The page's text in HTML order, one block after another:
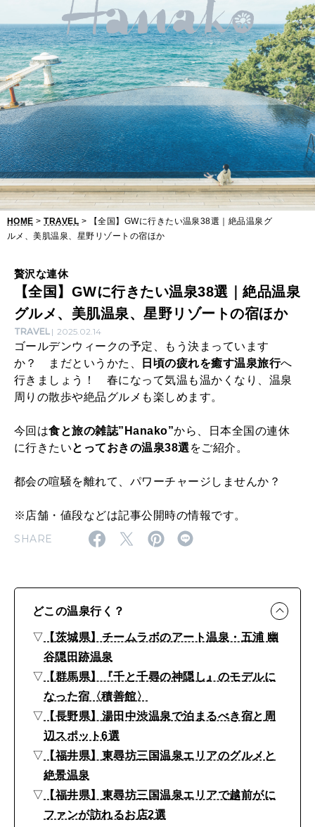
【
全
国
】
G
W
に
行
き
た
い
温
泉
選
｜
絶
品
温
グ
ル
、
HOME >TRAVEL > 【全国】GWに行きたい温泉38選｜絶品温泉グ
ルメ、美肌温泉、星野リゾートの宿ほか
贅沢な連休
【全国】GWに行きたい温泉38選｜絶品温泉
グルメ、美肌温泉、星野リゾートの宿ほか
TRAVEL 2025.02.14
ゴールデンウィークの予定、もう決まっています
か？ まだというかた、
日頃の疲れを癒す温泉旅行へ
行きましょう！ 春になって気温も温かくなり、温泉
周りの散歩や絶品グルメも楽しめます。
今回は食と旅の雑誌”Hanako”から、日本全国の連休
に行きたいとっておきの温泉38選 をご紹介。
都会の喧騒を離れて、パワーチャージしませんか？
※店舗・値段などは記事公開時の情報です。
SHARE
どこの温泉行く？
▽ 【茨城県】チームラボのアート温泉・五浦 幽
谷隠田跡温泉
▽ 【群馬県】『千と千尋の神隠し』のモデルに
なった宿〈積善館〉
▽ 【長野県】湯田中渋温泉で泊まるべき宿と周
辺スポット6選
▽ 【福井県】東尋坊三国温泉エリアのグルメと
絶景温泉
▽ 【福井県】東尋坊三国温泉エリアで越前がに
ファンが訪れるお店2選